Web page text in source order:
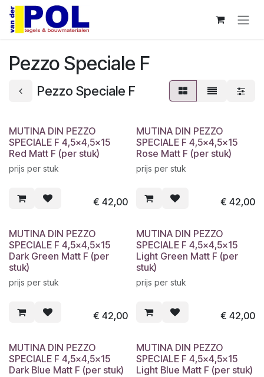
Overslaan naar inhoud
Pezzo Speciale F
Pezzo Speciale F
MUTINA DIN PEZZO
SPECIALE F 4,5x4,5x15
Red Matt F (per stuk)
prijs per stuk
€ 42,00
MUTINA DIN PEZZO
SPECIALE F 4,5x4,5x15
Rose Matt F (per stuk)
prijs per stuk
€ 42,00
MUTINA DIN PEZZO
SPECIALE F 4,5x4,5x15
Dark Green Matt F (per
stuk)
prijs per stuk
€ 42,00
MUTINA DIN PEZZO
SPECIALE F 4,5x4,5x15
Light Green Matt F (per
stuk)
prijs per stuk
€ 42,00
MUTINA DIN PEZZO
SPECIALE F 4,5x4,5x15
Dark Blue Matt F (per stuk)
MUTINA DIN PEZZO
SPECIALE F 4,5x4,5x15
Light Blue Matt F (per stuk)